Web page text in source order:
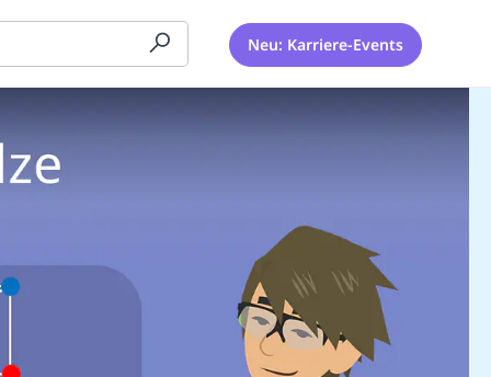
Neu: Karriere-Events